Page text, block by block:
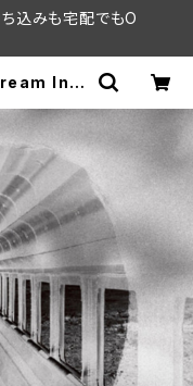
込みも宅配でもO
In D
晴らしの